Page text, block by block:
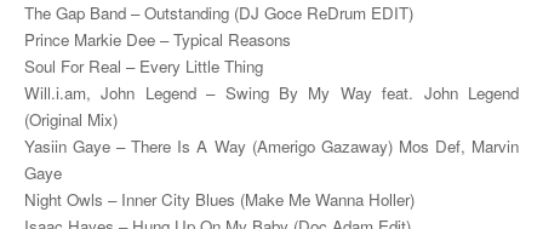
The Gap Band – Outstanding (DJ Goce ReDrum EDIT)
Prince Markie Dee – Typical Reasons
Soul For Real – Every Little Thing
Will.i.am, John Legend – Swing By My Way feat. John Legend
(Original Mix)
Yasiin Gaye – There Is A Way (Amerigo Gazaway) Mos Def, Marvin
Gaye
Night Owls – Inner City Blues (Make Me Wanna Holler)